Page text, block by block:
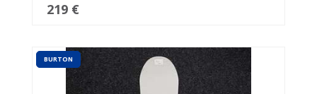
219 €
BURTON